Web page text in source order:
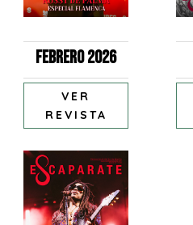
Febrero 2026
VER
REVISTA